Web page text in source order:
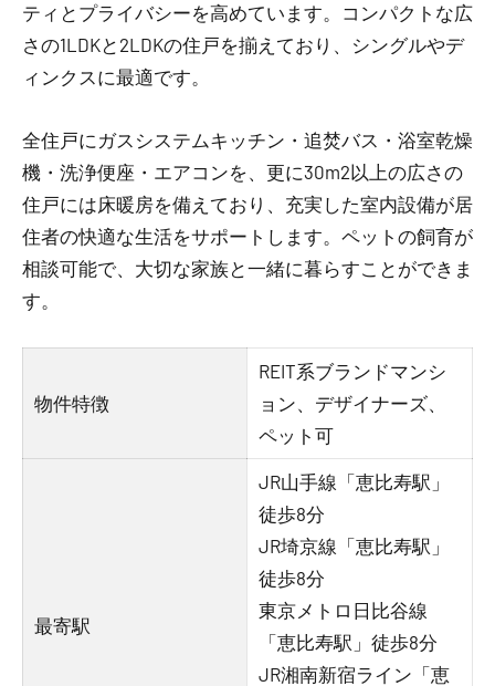
ティとプライバシーを高めています。コンパクトな広
さの1LDKと2LDKの住戸を揃えており、シングルやデ
ィンクスに最適です。
全住戸にガスシステムキッチン・追焚バス・浴室乾燥
機・洗浄便座・エアコンを、更に30m2以上の広さの
住戸には床暖房を備えており、充実した室内設備が居
住者の快適な生活をサポートします。ペットの飼育が
相談可能で、大切な家族と一緒に暮らすことができま
す。
物件特徴
REIT系ブランドマンシ
ョン、デザイナーズ、
ペット可
最寄駅
JR山手線「恵比寿駅」
徒歩8分
JR埼京線「恵比寿駅」
徒歩8分
東京メトロ日比谷線
「恵比寿駅」徒歩8分
JR湘南新宿ライン「恵